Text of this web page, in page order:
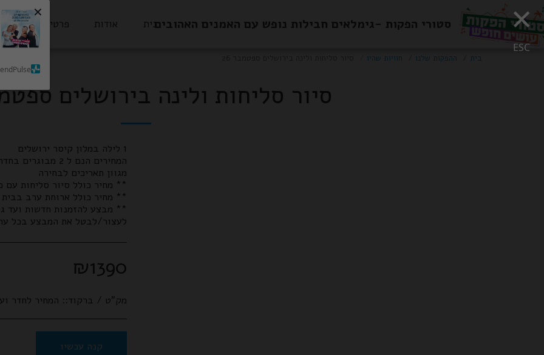
× ×
ESC
סטורי הפקות -גימלאים חבילות נופש עם האמנים האהוביםבית אודות פרטי הסעות
בית ההפקות שלנו חוויות שהיו
סיור סליחות ולינה בירושלים
** מבצע להזמנות חדשות ועד
לעצור/לבטל את המבצע בכל
₪1390
מק"ט / ברקוד:: המחיר לחדר ועד 2 משתתפים
קנה עכשיו